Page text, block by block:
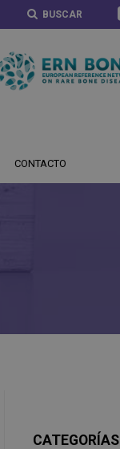
BUSCAR
CONTACTO
CATEGORÍAS